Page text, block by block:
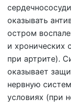
оказывать
остром
и хронических
при артрите).
оказывает
нервную
условиях (при